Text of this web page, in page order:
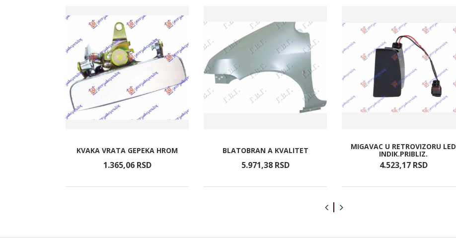
KVAKA VRATA GEPEKA HROM
1.365,06 RSD
BLATOBRAN A KVALITET
5.971,38 RSD
MIGAVAC U RETROVIZORU LED
INDIK.PRIBLIZ.
4.523,17 RSD